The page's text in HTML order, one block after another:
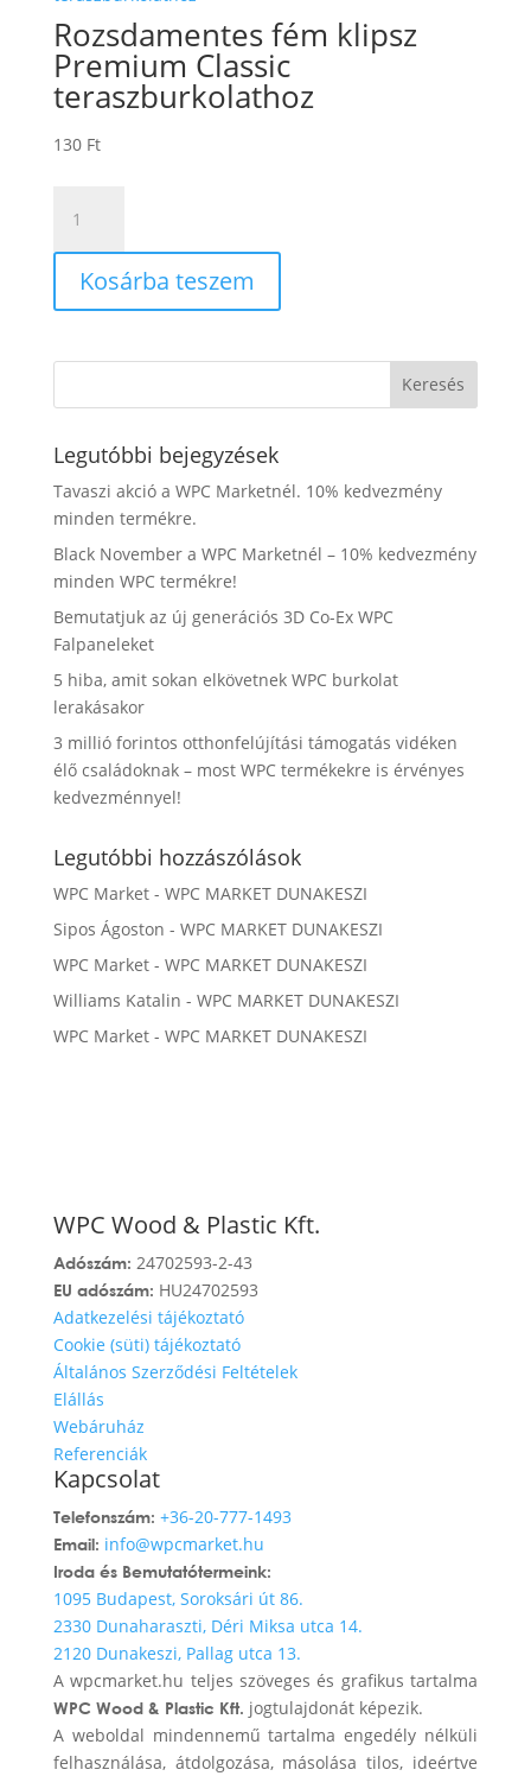
Rozsdamentes fém klipsz
Premium Classic
teraszburkolathoz
130 Ft
fém
klipsz
Premium
Classic
mennyiség
Kosárba teszem
Legutóbbi bejegyzések
Tavaszi akció a WPC Marketnél. 10% kedvezmény
minden termékre.
Black November a WPC Marketnél – 10% kedvezmény
minden WPC termékre!
Bemutatjuk az új generációs 3D Co-Ex WPC
Falpaneleket
5 hiba, amit sokan elkövetnek WPC burkolat
lerakásakor
3 millió forintos otthonfelújítási támogatás vidéken
élő családoknak – most WPC termékekre is érvényes
kedvezménnyel!
Legutóbbi hozzászólások
WPC Market- WPC MARKET DUNAKESZI
Sipos Ágoston - WPC MARKET DUNAKESZI
WPC Market- WPC MARKET DUNAKESZI
Williams Katalin - WPC MARKET DUNAKESZI
WPC Market- WPC MARKET DUNAKESZI
WPC Wood & Plastic Kft.
Adószám: 24702593-2-43
EU adószám: HU24702593
Adatkezelési tájékoztató
Cookie (süti) tájékoztató
Általános Szerződési Feltételek
Elállás
Webáruház
Referenciák
Kapcsolat
Telefonszám: +36-20-777-1493
Email: info@wpcmarket.hu
Iroda és Bemutatótermeink:
1095 Budapest, Soroksári út 86.
2330 Dunaharaszti, Déri Miksa utca 14.
2120 Dunakeszi, Pallag utca 13.
A wpcmarket.hu teljes szöveges és grafikus tartalma
WPC Wood & Plastic Kft. jogtulajdonát képezik.
A weboldal mindennemű tartalma engedély nélküli
felhasználása, átdolgozása, másolása tilos, ideértve